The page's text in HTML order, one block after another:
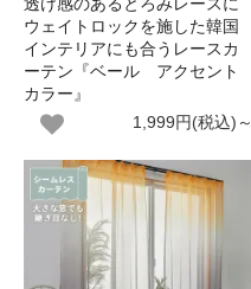
透け感のあるとろみレースに
ウェイトロックを施した韓国
インテリアにも合うレースカ
ーテン『ベール アクセント
カラー』
1,999円(税込)～